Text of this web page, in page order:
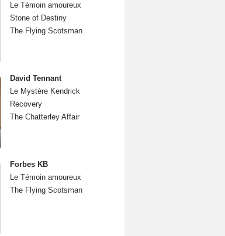
Le Témoin amoureux
Stone of Destiny
The Flying Scotsman
David Tennant
Le Mystère Kendrick
Recovery
The Chatterley Affair
Forbes KB
Le Témoin amoureux
The Flying Scotsman